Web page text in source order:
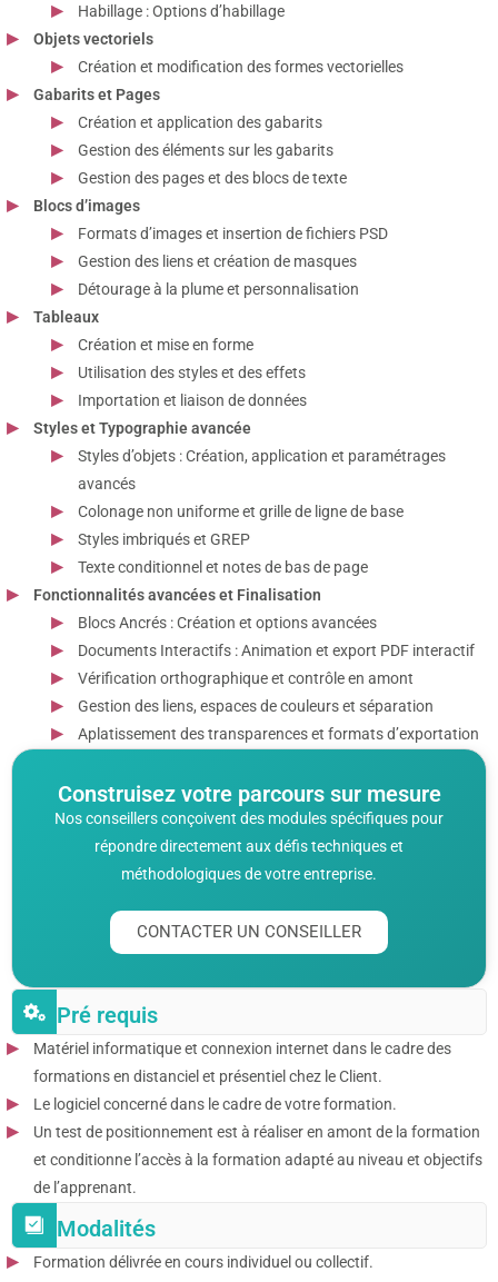
Habillage : Options d’habillage
Objets vectoriels
Création et modification des formes vectorielles
Gabarits et Pages
Création et application des gabarits
Gestion des éléments sur les gabarits
Gestion des pages et des blocs de texte
Blocs d’images
Formats d’images et insertion de fichiers PSD
Gestion des liens et création de masques
Détourage à la plume et personnalisation
Tableaux
Création et mise en forme
Utilisation des styles et des effets
Importation et liaison de données
Styles et Typographie avancée
Styles d’objets : Création, application et paramétrages
avancés
Colonage non uniforme et grille de ligne de base
Styles imbriqués et GREP
Texte conditionnel et notes de bas de page
Fonctionnalités avancées et Finalisation
Blocs Ancrés : Création et options avancées
Documents Interactifs : Animation et export PDF interactif
Vérification orthographique et contrôle en amont
Gestion des liens, espaces de couleurs et séparation
Aplatissement des transparences et formats d’exportation
Construisez votre parcours sur mesure
Nos conseillers conçoivent des modules spécifiques pour
répondre directement aux défis techniques et
méthodologiques de votre entreprise.
CONTACTER UN CONSEILLER
Pré requis
Matériel informatique et connexion internet dans le cadre des
formations en distanciel et présentiel chez le Client.
Le logiciel concerné dans le cadre de votre formation.
Un test de positionnement est à réaliser en amont de la formation
et conditionne l’accès à la formation adapté au niveau et objectifs
de l’apprenant.
Modalités
Formation délivrée en cours individuel ou collectif.